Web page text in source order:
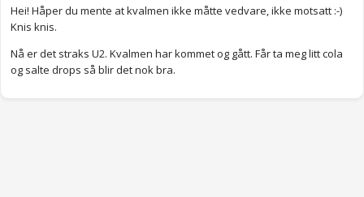
Hei! Håper du mente at kvalmen ikke måtte vedvare, ikke motsatt :-)
Knis knis.
Nå er det straks U2. Kvalmen har kommet og gått. Får ta meg litt cola
og salte drops så blir det nok bra.